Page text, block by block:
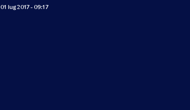
01 lug 2017 - 09:17